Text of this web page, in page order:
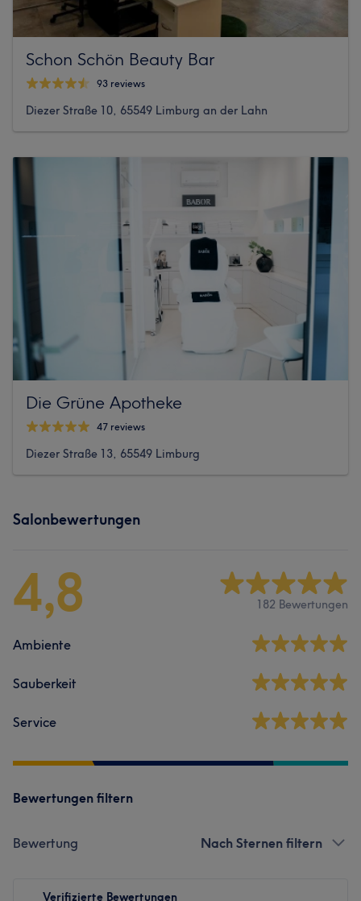
Schon Schön Beauty Bar
93 reviews
Diezer Straße 10, 65549 Limburg an der Lahn
Die Grüne Apotheke
47 reviews
Diezer Straße 13, 65549 Limburg
Salonbewertungen
4,8 182 Bewertungen
Ambiente
Sauberkeit
Service
Bewertungen filtern
Bewertung Nach Sternen filtern
Verifizierte Bewertungen